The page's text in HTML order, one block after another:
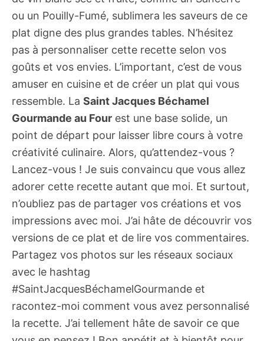
ou un Pouilly-Fumé, sublimera les saveurs de ce
plat digne des plus grandes tables. N’hésitez
pas à personnaliser cette recette selon vos
goûts et vos envies. L’important, c’est de vous
amuser en cuisine et de créer un plat qui vous
ressemble. La Saint Jacques Béchamel
Gourmande au Four est une base solide, un
point de départ pour laisser libre cours à votre
créativité culinaire. Alors, qu’attendez-vous ?
Lancez-vous ! Je suis convaincu que vous allez
adorer cette recette autant que moi. Et surtout,
n’oubliez pas de partager vos créations et vos
impressions avec moi. J’ai hâte de découvrir vos
versions de ce plat et de lire vos commentaires.
Partagez vos photos sur les réseaux sociaux
avec le hashtag
#SaintJacquesBéchamelGourmande et
racontez-moi comment vous avez personnalisé
la recette. J’ai tellement hâte de savoir ce que